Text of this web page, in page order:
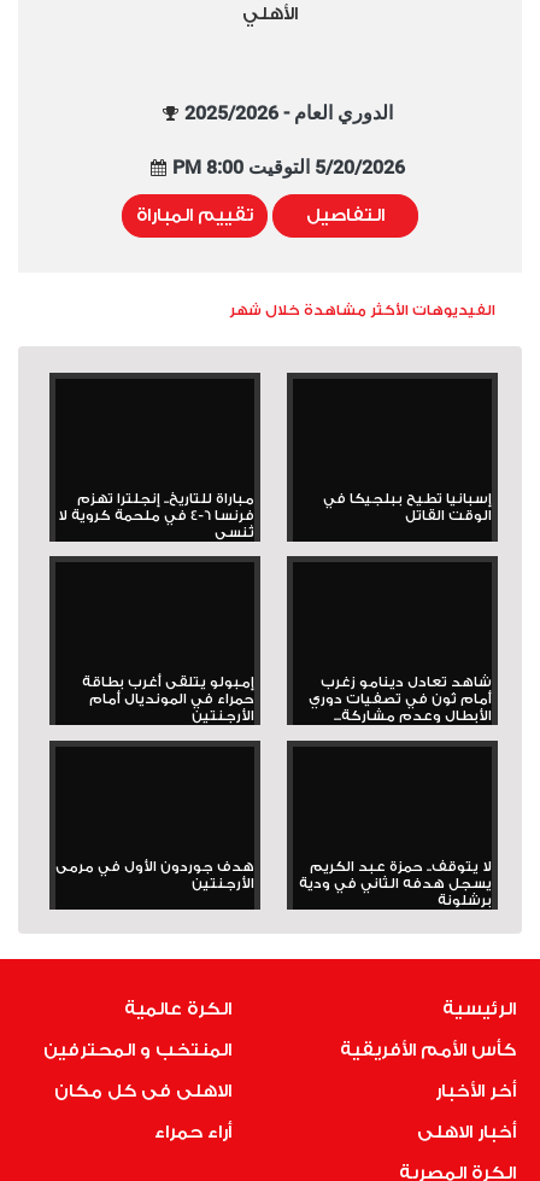
الأهلي
الدوري العام - 2025/2026
5/20/2026 التوقيت 8:00 PM
التفاصيل تقييم المباراة
الفيديوهات الأكثر مشاهدة خلال شهر
إسبانيا تطيح ببلجيكا في
الوقت القاتل
مباراة للتاريخ.. إنجلترا تهزم
فرنسا 6-4 في ملحمة كروية لا
تُنسى
شاهد تعادل دينامو زغرب
أمام ثون في تصفيات دوري
الأبطال وعدم مشاركة...
إمبولو يتلقى أغرب بطاقة
حمراء في المونديال أمام
الأرجنتين
لا يتوقف.. حمزة عبد الكريم
يسجل هدفه الثاني في ودية
برشلونة
هدف جوردون الأول في مرمى
الأرجنتين
الرئيسية
كأس الأمم الأفريقية
أخر الأخبار
أخبار الاهلى
الكرة المصرية
الكرة عالمية
المنتخب و المحترفين
الاهلى فى كل مكان
أراء حمراء